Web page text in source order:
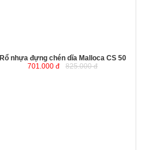
Rổ nhựa đựng chén dĩa Malloca CS 50
701.000 đ
825.000 đ